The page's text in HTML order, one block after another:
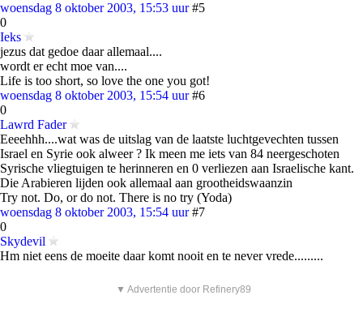
woensdag 8 oktober 2003, 15:53 uur #5
0
Ieks
jezus dat gedoe daar allemaal....
wordt er echt moe van....
Life is too short, so love the one you got!
woensdag 8 oktober 2003, 15:54 uur #6
0
Lawrd Fader
Eeeehhh....wat was de uitslag van de laatste luchtgevechten tussen
Israel en Syrie ook alweer ? Ik meen me iets van 84 neergeschoten
Syrische vliegtuigen te herinneren en 0 verliezen aan Israelische kant.
Die Arabieren lijden ook allemaal aan grootheidswaanzin
Try not. Do, or do not. There is no try (Yoda)
woensdag 8 oktober 2003, 15:54 uur #7
0
Skydevil
Hm niet eens de moeite daar komt nooit en te never vrede.........
▼ Advertentie door Refinery89